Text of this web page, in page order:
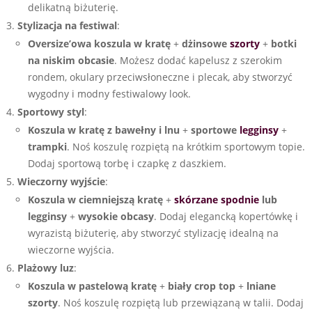
delikatną biżuterię.
Stylizacja na festiwal:
Oversize’owa koszula w kratę + dżinsowe szorty + botki
na niskim obcasie. Możesz dodać kapelusz z szerokim
rondem, okulary przeciwsłoneczne i plecak, aby stworzyć
wygodny i modny festiwalowy look.
Sportowy styl:
Koszula w kratę z bawełny i lnu + sportowe legginsy +
trampki. Noś koszulę rozpiętą na krótkim sportowym topie.
Dodaj sportową torbę i czapkę z daszkiem.
Wieczorny wyjście:
Koszula w ciemniejszą kratę + skórzane spodnie lub
legginsy + wysokie obcasy. Dodaj elegancką kopertówkę i
wyrazistą biżuterię, aby stworzyć stylizację idealną na
wieczorne wyjścia.
Plażowy luz:
Koszula w pastelową kratę + biały crop top + lniane
szorty. Noś koszulę rozpiętą lub przewiązaną w talii. Dodaj